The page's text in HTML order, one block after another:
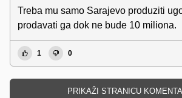
Treba mu samo Sarajevo produziti
prodavati ga dok ne bude 10 miliona.
1 0
PRIKAŽI STRANICU